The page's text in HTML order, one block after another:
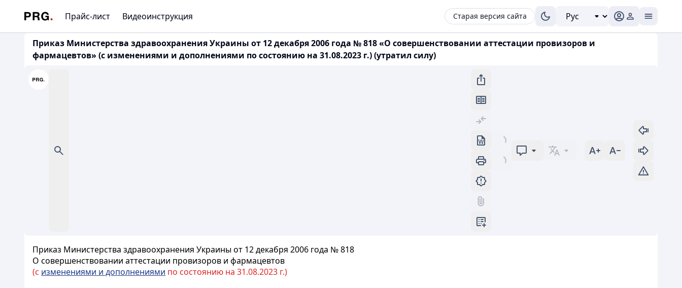
Прайс-лист Видеоинструкция Старая версия сайта
Приказ Министерства здравоохранения Украины от 12 декабря 2006 года № 818 «О совершенствовании аттестации провизоров и
фармацевтов» (с изменениями и дополнениями по состоянию на 31.08.2023 г.) (утратил силу)
Приказ Министерства здравоохранения Украины от 12 декабря 2006 года № 818
О совершенствовании аттестации провизоров и фармацевтов
(с изменениями и дополнениями по состоянию на 31.08.2023 г.)